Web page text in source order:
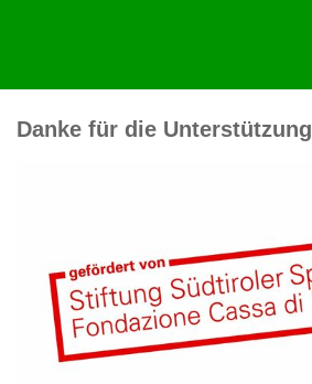
Danke für die Unterstützung